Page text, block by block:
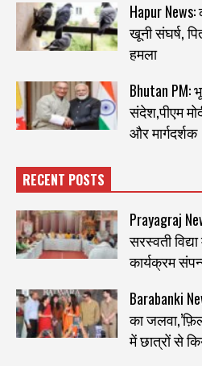
Hapur
खूनी संघर्ष,
हमला
Bhutan PM:
संदेश,पीएम
और मार्गदर्शक
RECENT POSTS
Prayagraj
सरस्वती
कार्यक्रम
Barabanki
का
में छात्रों से